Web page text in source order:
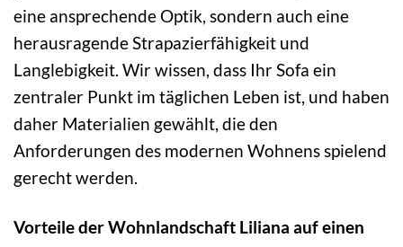
eine ansprechende Optik, sondern auch eine
herausragende Strapazierfähigkeit und
Langlebigkeit. Wir wissen, dass Ihr Sofa ein
zentraler Punkt im täglichen Leben ist, und haben
daher Materialien gewählt, die den
Anforderungen des modernen Wohnens spielend
gerecht werden.
Vorteile der Wohnlandschaft Liliana auf einen